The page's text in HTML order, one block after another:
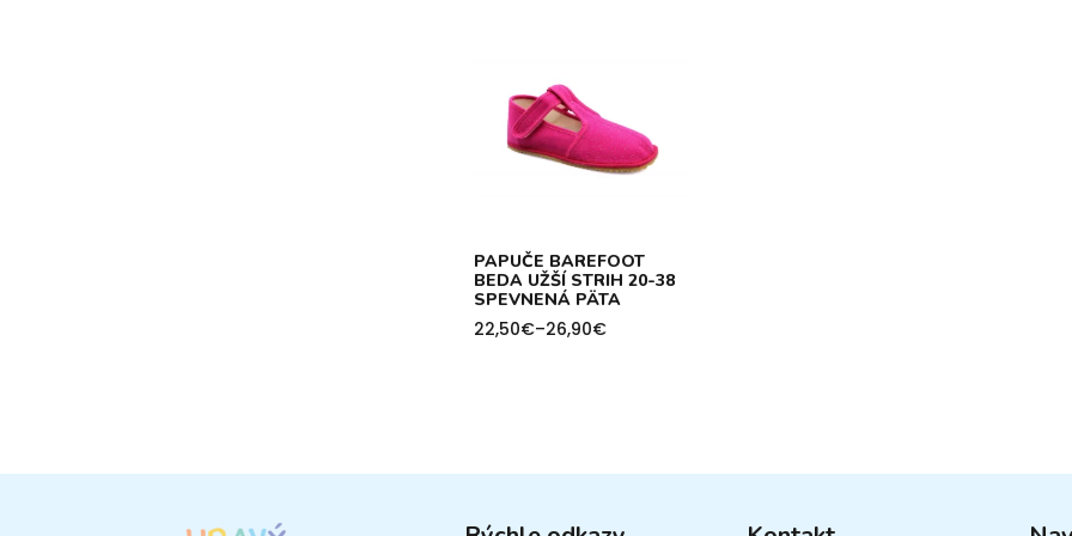
PAPUČE BAREFOOT
BEDA UŽŠÍ STRIH 20-38
SPEVNENÁ PÄTA
22,50€–26,90€
Price